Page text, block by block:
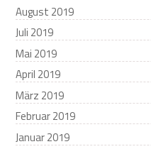
August 2019
Juli 2019
Mai 2019
April 2019
März 2019
Februar 2019
Januar 2019